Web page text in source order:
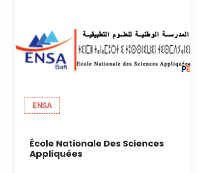
ENSA
École Nationale Des Sciences
Appliquées